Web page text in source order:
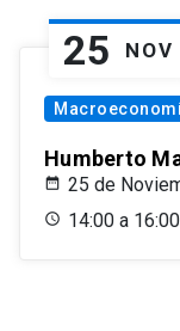
25 NOV
Humberto
25 de
14:00 a 16:00